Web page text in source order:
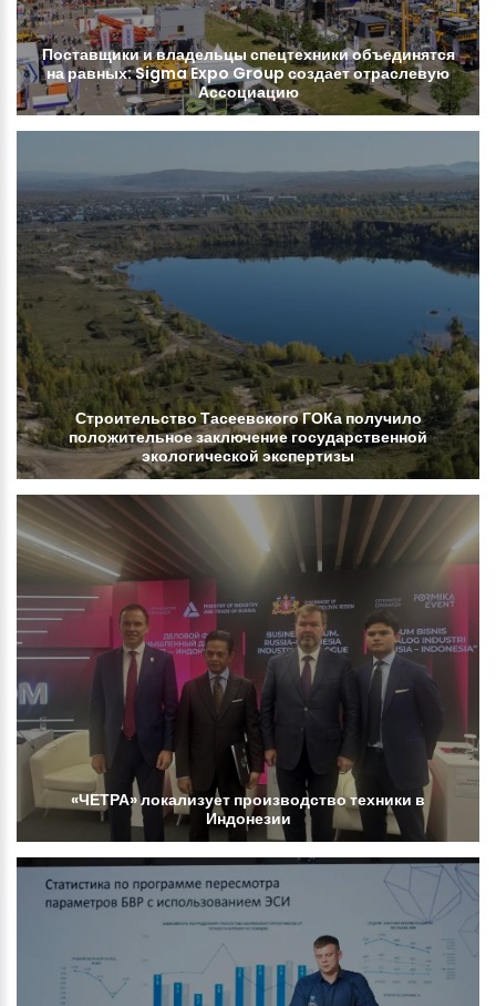
Поставщикиивладельцыспецтехникиобъединятся
наравных:SigmaExpoGroup создаетотраслевую
Ассоциацию
СтроительствоТасеевскогоГОКаполучило
положительноезаключениегосударственной
экологической экспертизы
«ЧЕТРА»локализует производствотехники в
Индонезии